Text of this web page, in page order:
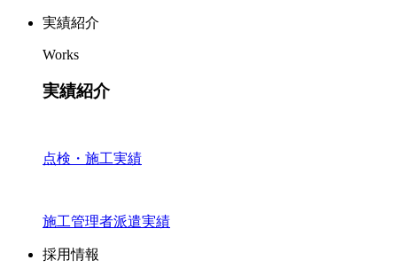
実績紹介
Works
実績紹介
点検・施工実績
施工管理者派遣実績
採用情報